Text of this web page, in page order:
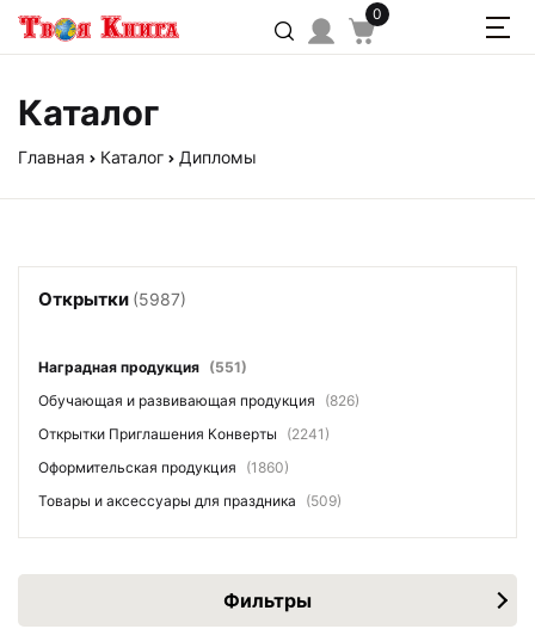
0
Каталог
Главная Каталог Дипломы
Открытки (5987)
Наградная продукция (551)
Обучающая и развивающая продукция
(826)
Открытки Приглашения Конверты
(2241)
Оформительская продукция
(1860)
Товары и аксессуары для праздника
(509)
Фильтры